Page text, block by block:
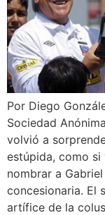
Por Diego
Sociedad
volvió a
estúpida, como si
nombrar a
concesionaria. El
artífice de la